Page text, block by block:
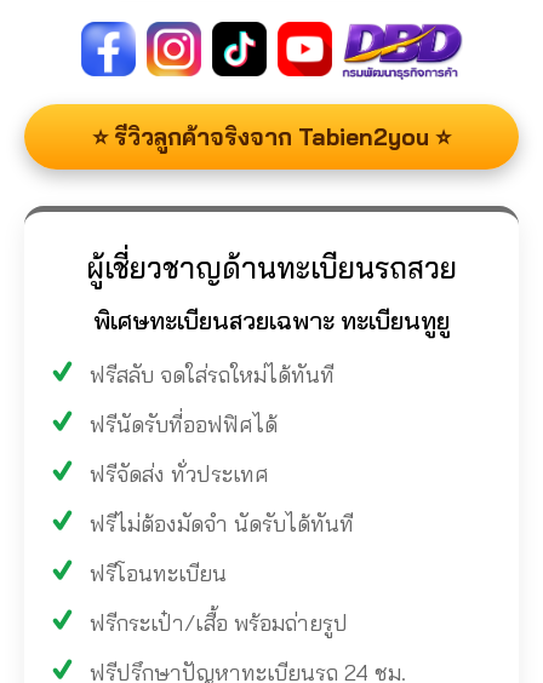
⭐ รีวิวลูกค้าจริงจาก Tabien2you ⭐
ผู้เชี่ยวชาญด้านทะเบียนรถสวย
พิเศษทะเบียนสวยเฉพาะ ทะเบียนทูยู
ฟรีสลับ จดใส่รถใหม่ได้ทันที
ฟรีนัดรับที่ออฟฟิศได้
ฟรีจัดส่ง ทั่วประเทศ
ฟรีไม่ต้องมัดจำ นัดรับได้ทันที
ฟรีโอนทะเบียน
ฟรีกระเป๋า/เสื้อ พร้อมถ่ายรูป
ฟรีปรึกษาปัญหาทะเบียนรถ 24 ชม.